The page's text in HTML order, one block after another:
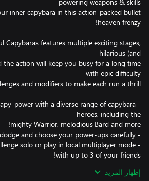
inner capybara in this action-packed bullet
Capybaras features multiple exciting stages,
the action will keep you busy for a long time
power with a diverse range of capybara
solo or play in local multiplayer mode
إظهار المزيد